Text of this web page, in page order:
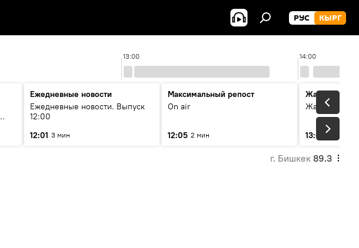
РУС КЫРГ
13:00 14:00
Ежедневные новости
Ежедневные новости. Выпуск
12:00
12:01 3 мин
Максимальный репост
On air
12:05 2 мин
Жаңылыктар
13:01 3 мин
г. Бишкек 89.3